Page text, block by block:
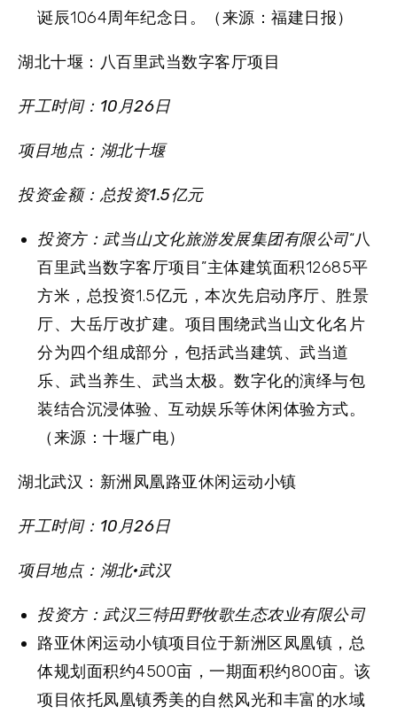
诞辰1064周年纪念日。（来源：福建日报）
湖北十堰：八百里武当数字客厅项目
开工时间：10月26日
项目地点：湖北十堰
投资金额：总投资1.5亿元
投资方：武当山文化旅游发展集团有限公司“八
百里武当数字客厅项目”主体建筑面积12685平
方米，总投资1.5亿元，本次先启动序厅、胜景
厅、大岳厅改扩建。项目围绕武当山文化名片
分为四个组成部分，包括武当建筑、武当道
乐、武当养生、武当太极。数字化的演绎与包
装结合沉浸体验、互动娱乐等休闲体验方式。
（来源：十堰广电）
湖北武汉：新洲凤凰路亚休闲运动小镇
开工时间：10月26日
项目地点：湖北·武汉
投资方：武汉三特田野牧歌生态农业有限公司
路亚休闲运动小镇项目位于新洲区凤凰镇，总
体规划面积约4500亩，一期面积约800亩。该
项目依托凤凰镇秀美的自然风光和丰富的水域